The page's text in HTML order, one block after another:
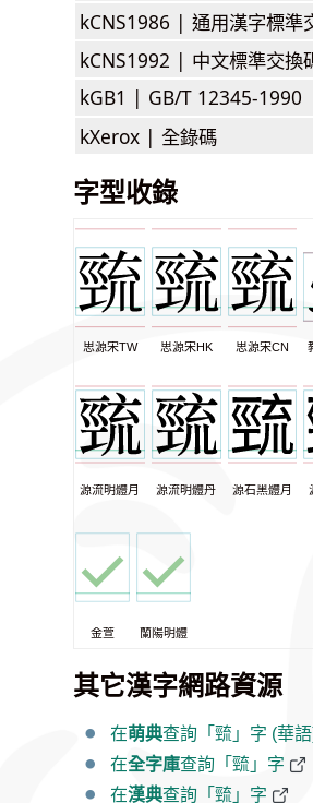
kCNS1986 | 通用漢字標準
kCNS1992 | 中文標準交換
kGB1 | GB/T 12345-1990
kXerox | 全錄碼
字型收錄
思源宋TW 思源宋HK 思源宋CN
源流明體月 源流明體丹 源石黑體月
金萱 蘭陽明體
其它漢字網路資源
在萌典查詢「巰」字 (華
在全字庫查詢「巰」字
在漢典查詢「巰」字